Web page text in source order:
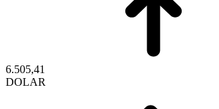
6.505,41
DOLAR